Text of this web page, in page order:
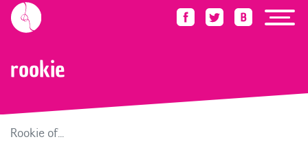
rookie
Rookie of...